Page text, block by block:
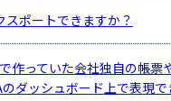
スポートできますか？
作っていた会社独自の帳票
のダッシュボード上で表現で